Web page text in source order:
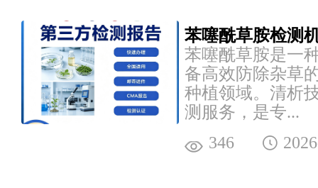
苯噻酰草胺检测
苯噻酰草胺是一
备高效防除杂草
种植领域。清析
测服务，是专...
346